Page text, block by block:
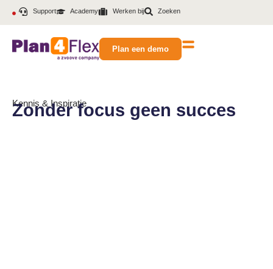
Support Academy Werken bij Zoeken
Plan een demo
Kennis & Inspiratie
Zonder focus geen succes